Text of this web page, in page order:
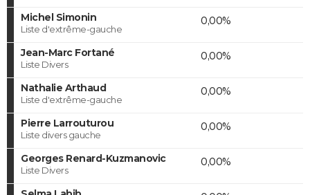
Michel Simonin
Liste d'extrême-gauche
0,00%
Jean-Marc Fortané
Liste Divers
0,00%
Nathalie Arthaud
Liste d'extrême-gauche
0,00%
Pierre Larrouturou
Liste divers gauche
0,00%
Georges Renard-Kuzmanovic
Liste Divers
0,00%